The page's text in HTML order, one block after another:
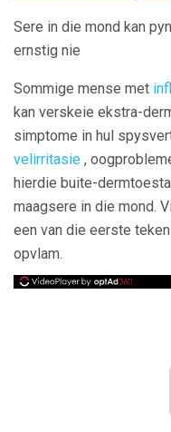
Sere in die mond kan
ernstig nie
Sommige mense met
kan verskeie ekstra-
simptome in hul
velirritasie ,
hierdie buite-
maagsere in die mond.
een van die eerste
opvlam.